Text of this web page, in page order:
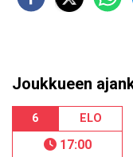
Joukkueen
6 ELO
17:00